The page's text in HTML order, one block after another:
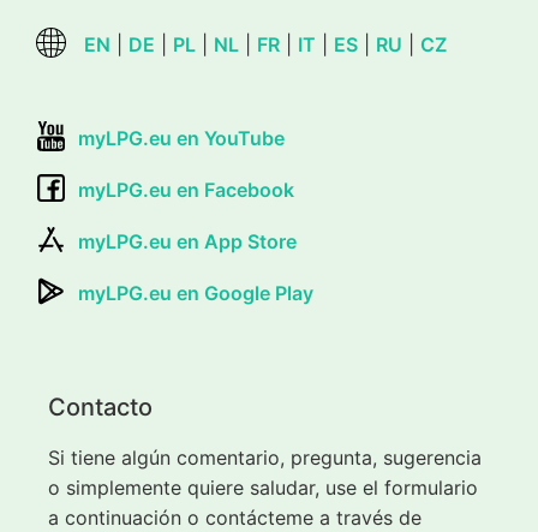
EN DE PL NL FR IT ES RU CZ
myLPG.eu en YouTube
myLPG.eu en Facebook
myLPG.eu en App Store
myLPG.eu en Google Play
Contacto
Si tiene algún comentario, pregunta, sugerencia
o simplemente quiere saludar, use el formulario
a continuación o contácteme a través de